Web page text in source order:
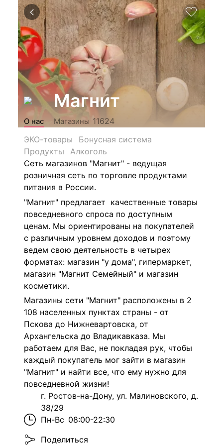
Магнит
О нас Магазины 11624
ЭКО-товары
Бонусная система
Продукты
Алкоголь
Сеть магазинов "Магнит" - ведущая
розничная сеть по торговле продуктами
питания в России.
"Магнит" предлагает качественные товары
повседневного спроса по доступным
ценам. Мы ориентированы на покупателей
с различным уровнем доходов и поэтому
ведем свою деятельность в четырех
форматах: магазин "у дома", гипермаркет,
магазин "Магнит Семейный" и магазин
косметики.
Магазины сети "Магнит" расположены в 2
108 населенных пунктах страны - от
Пскова до Нижневартовска, от
Архангельска до Владикавказа. Мы
работаем для Вас, не покладая рук, чтобы
каждый покупатель мог зайти в магазин
"Магнит" и найти все, что ему нужно для
повседневной жизни!
г. Ростов-на-Дону, ул. Малиновского, д.
38/29
Пн-Вс 08:00-22:30
Поделиться